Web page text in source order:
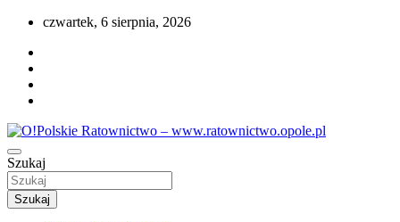
Przejdź
treści
czwartek, 6 sierpnia, 2026
O!Polskie Ratownictwo –
www.ratownictwo.opole.pl
Portal opolskiego i polskiego ratownictwa.
Szukaj
Szukaj